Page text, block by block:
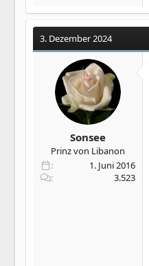
3. Dezember 2024
Sonsee
Prinz von Libanon
1. Juni 2016
3.523